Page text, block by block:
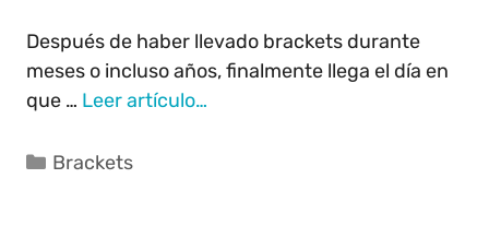
Después de haber llevado brackets durante
meses o incluso años, finalmente llega el día en
que … Leer artículo…
Brackets